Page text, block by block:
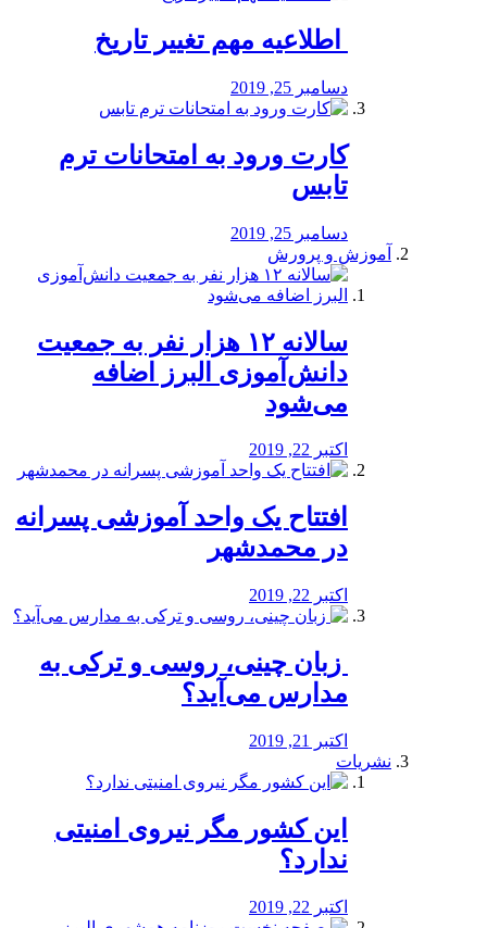
️ اطلاعیه مهم تغییر تاریخ
دسامبر 25, 2019
کارت ورود به امتحانات ترم
تابس
دسامبر 25, 2019
آموزش و پرورش
️سالانه ۱۲ هزار نفر به جمعیت
دانش‌آموزی البرز اضافه
می‌شود
اکتبر 22, 2019
افتتاح یک واحد آموزشی پسرانه
در محمدشهر
اکتبر 22, 2019
️ زبان چینی، روسی و ترکی به
مدارس می‌آید؟
اکتبر 21, 2019
نشریات
این کشور مگر نیروی امنیتی
ندارد؟
اکتبر 22, 2019